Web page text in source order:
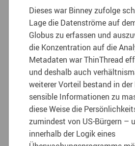
Dieses war Binney zufolge
Lage die Datenströme auf
Globus zu erfassen und
die Konzentration auf die
Metadaten war ThinThread
und deshalb auch
weiterer Vorteil bestand in
sensible Informationen zu
diese Weise die
zumindest von US-Bürgern –
innerhalb der Logik eines